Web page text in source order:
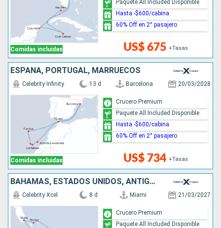
Comidas incluidas US$ 675 +Tasas
Paquete All Included Disponible
Hasta -$600/cabina
60% Off en 2° pasajero
ESPAÑA, PORTUGAL, MARRUECOS
Comidas incluidas
Celebrity Infinity 13 d Barcelona 20/03/2028
US$ 734 +Tasas
Crucero Premium
Paquete All Included Disponible
Hasta -$600/cabina
60% Off en 2° pasajero
BAHAMAS, ESTADOS UNIDOS, ANTIGUA Y BARBUDA
Celebrity Xcel 8 d Miami 21/03/2027
Crucero Premium
Paquete All Included Disponible